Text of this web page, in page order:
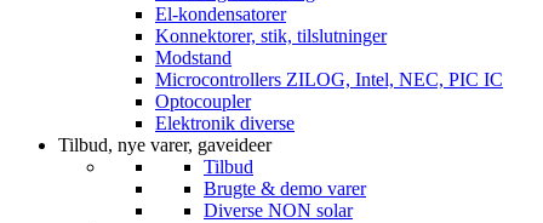
El-kondensatorer
Konnektorer, stik, tilslutninger
Modstand
Microcontrollers ZILOG, Intel, NEC, PIC IC
Optocoupler
Elektronik diverse
Tilbud, nye varer, gaveideer
Tilbud
Brugte & demo varer
Diverse NON solar